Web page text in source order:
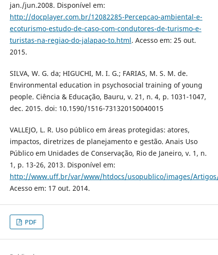
jan./jun.2008. Disponível em:
http://docplayer.com.br/12082285-Percepcao-ambiental-e-
ecoturismo-estudo-de-caso-com-condutores-de-turismo-e-
turistas-na-regiao-do-jalapao-to.html. Acesso em: 25 out.
2015.
SILVA, W. G. da; HIGUCHI, M. I. G.; FARIAS, M. S. M. de.
Environmental education in psychosocial training of young
people. Ciência & Educação, Bauru, v. 21, n. 4, p. 1031-1047,
dec. 2015. doi: 10.1590/1516-731320150040015
VALLEJO, L. R. Uso público em áreas protegidas: atores,
impactos, diretrizes de planejamento e gestão. Anais Uso
Público em Unidades de Conservação, Rio de Janeiro, v. 1, n.
1, p. 13-26, 2013. Disponível em:
http://www.uff.br/var/www/htdocs/usopublico/images/
Acesso em: 17 out. 2014.
PDF